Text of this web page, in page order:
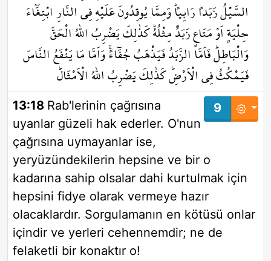
السَّيْلُ زَبَداً رَابِياًۜ وَمِمَّا يُوقِدُونَ عَلَيْهِ فِي النَّارِ ابْتِغَٓاءَ
حِلْيَةٍ اَوْ مَتَاعٍ زَبَدٌ مِثْلُهُۜ كَذٰلِكَ يَضْرِبُ اللّٰهُ الْحَقَّ
وَالْبَاطِلَۜ فَاَمَّا الزَّبَدُ فَيَذْهَبُ جُفَٓاءًۚ وَاَمَّا مَا يَنْفَعُ النَّاسَ
فَيَمْكُثُ فِي الْاَرْضِۜ كَذٰلِكَ يَضْرِبُ اللّٰهُ الْاَمْثَالَۜ
9
13:18 Rab'lerinin çağrısına
uyanlar güzeli hak ederler. O'nun
çağrısına uymayanlar ise,
yeryüzündekilerin hepsine ve bir o
kadarına sahip olsalar dahi kurtulmak için
hepsini fidye olarak vermeye hazır
olacaklardır. Sorgulamanın en kötüsü onlar
içindir ve yerleri cehennemdir; ne de
felaketli bir konaktır o!